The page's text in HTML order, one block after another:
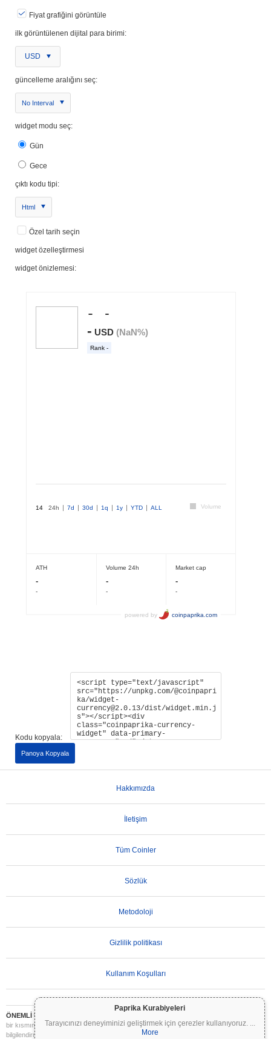
Paprika Kurabiyeleri
Tarayıcınızı deneyiminizi geliştirmek için çerezler kullanıyoruz. ...
More
Fiyat grafiğini görüntüle
ilk görüntülenen dijital para birimi:
USD
güncelleme aralığını seç:
No Interval
widget modu seç:
Gün
Gece
çıktı kodu tipi:
Html
Özel tarih seçin
widget özelleştirmesi
widget önizlemesi:
Kodu kopyala:
Panoya Kopyala
Hakkımızda
İletişim
Tüm Coinler
Sözlük
Metodoloji
Gizlilik politikası
Kullanım Koşulları
ÖNEMLİ UYARI:
bir kısmını veya tamamını kaybedebilirsiniz. Coinpaprika üzerindeki tüm bilgiler yalnızca
bilgilendirme amaçlıdır ve finansal veya yatırım tavsiyesi niteliği taşımaz. Yatırım